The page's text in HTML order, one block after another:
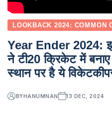
LOOKBACK 2024: COMMON
Year Ender 2024:
ने टी20 क्रिकेट में
स्थान पर है ये
BY HANUMNAN 13 DEC, 2024